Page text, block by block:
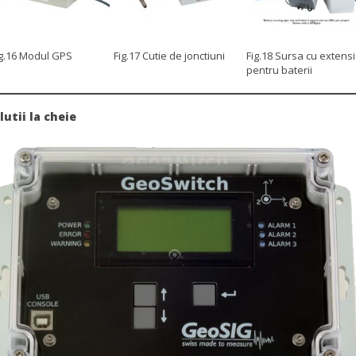
Modul GPS Fig.17 Cutie de jonctiuni
Fig.18 Sursa cu
pentru baterii
la cheie